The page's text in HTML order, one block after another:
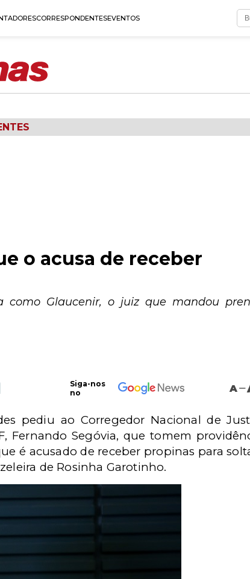
CORRESPONDENTESEVENTOS
o acusa de receber
Glaucenir, o juiz que mandou
Siga-nos
no
A
pediu ao Corregedor Nacional de
Fernando Segóvia, que tomem
é acusado de receber propinas para
de Rosinha Garotinho.